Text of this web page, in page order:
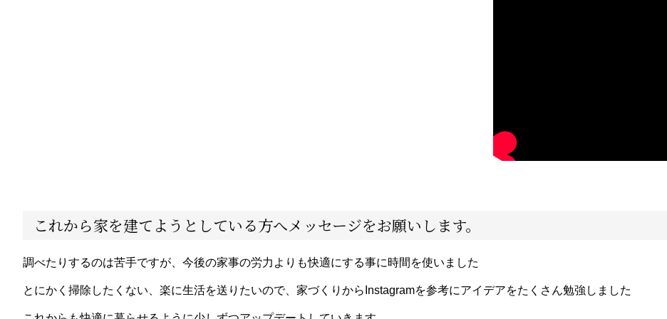
これから家を建てようとしている方へメッセージをお願いします。
調べたりするのは苦手ですが、今後の家事の労力よりも快適にする事に時間を使いました
とにかく掃除したくない、楽に生活を送りたいので、家づくりからInstagramを参考にアイデアをたくさん勉強しました